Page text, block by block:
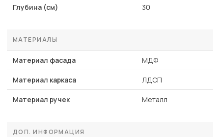
Глубина (см) 30
МАТЕРИАЛЫ
Материал фасада МДФ
Материал каркаса ЛДСП
Материал ручек Металл
ДОП. ИНФОРМАЦИЯ